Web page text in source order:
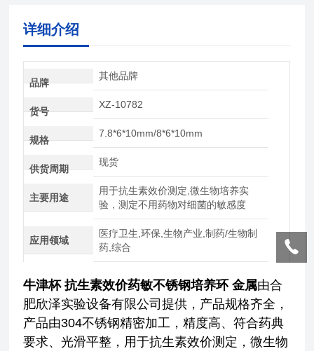
详细介绍
品牌
其他品牌
货号
XZ-10782
规格
7.8*6*10mm/8*6*10mm
供货周期
现货
主要用途
用于抗生素效价测定,微生物培养实
验，测定不用药物对细菌的敏感度
应用领域
医疗卫生,环保,生物产业,制药/生物制
药,综合
牛津杯 抗生素效价药敏不锈钢培养环 金属由合
肥欣泽实验设备有限公司提供，产品规格齐全，
产品由304不锈钢精密加工，精度高、符合药典
要求、光滑平整，用于抗生素效价测定，微生物